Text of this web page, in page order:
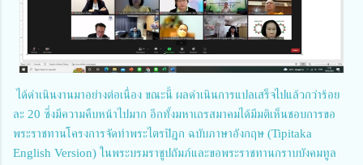
ได้ดำเนินงานมาอย่างต่อเนื่อง ขณะนี้ ผลดำเนินการแปลเสร็จไปแล้วกว่าร้อย
ละ 20 ซึ่งมีความคืบหน้าไปมาก อีกทั้งมหาเถรสมาคมได้มีมติเห็นชอบการขอ
พระราชทานโครงการจัดทำพระไตรปิฎก ฉบับภาษาอังกฤษ (Tipitaka
English Version) ในพระบรมราชูปถัมภ์และขอพระราชทานกราบบังคมทูล